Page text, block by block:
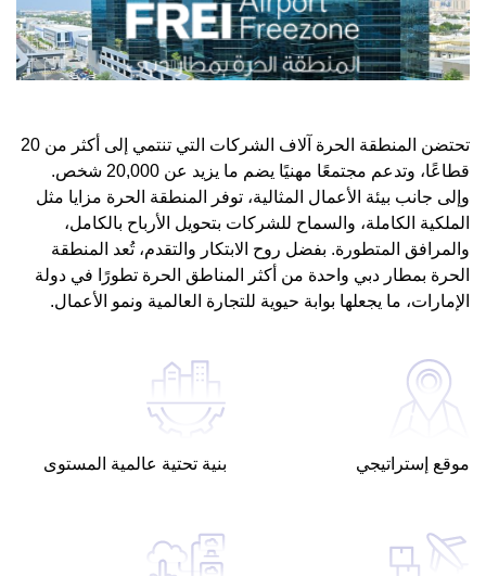
تحتضن المنطقة الحرة آلاف الشركات التي تنتمي إلى أكثر من 20
قطاعًا، وتدعم مجتمعًا مهنيًا يضم ما يزيد عن 20,000 شخص.
وإلى جانب بيئة الأعمال المثالية، توفر المنطقة الحرة مزايا مثل
الملكية الكاملة، والسماح للشركات بتحويل الأرباح بالكامل،
والمرافق المتطورة. بفضل روح الابتكار والتقدم، تُعد المنطقة
الحرة بمطار دبي واحدة من أكثر المناطق الحرة تطورًا في دولة
الإمارات، ما يجعلها بوابة حيوية للتجارة العالمية ونمو الأعمال.
موقع إستراتيجي بنية تحتية عالمية المستوى